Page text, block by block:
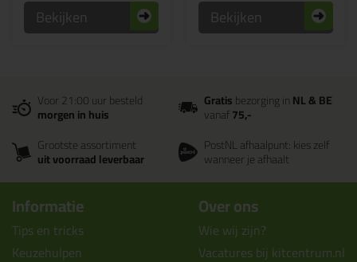
Bekijken Bekijken
Voor 21:00 uur besteld
morgen in huis
Gratisbezorging inNL & BE
vanaf75,-
Grootste assortiment
uit voorraad leverbaar
PostNL afhaalpunt: kies zelf
wanneer je afhaalt
Informatie
Tips en tricks
Keuzehulpen
Over ons
Wie wij zijn?
Vacatures bij kitcentrum.nl